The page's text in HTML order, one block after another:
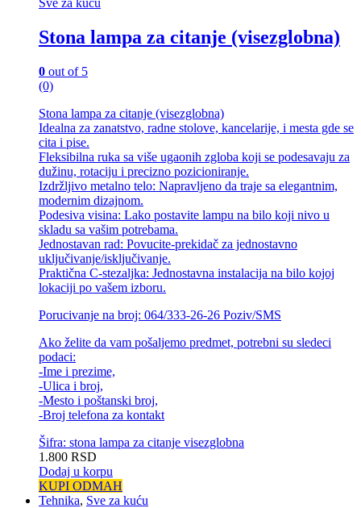
Sve za kuću
Stona lampa za citanje (visezglobna)
0 out of 5
(0)
Stona lampa za citanje (visezglobna)
Idealna za zanatstvo, radne stolove, kancelarije, i mesta gde se
cita i pise.
Fleksibilna ruka sa više ugaonih zgloba koji se podesavaju za
dužinu, rotaciju i precizno pozicioniranje.
Izdržljivo metalno telo: Napravljeno da traje sa elegantnim,
modernim dizajnom.
Podesiva visina: Lako postavite lampu na bilo koji nivo u
skladu sa vašim potrebama.
Jednostavan rad: Povucite-prekidač za jednostavno
uključivanje/isključivanje.
Praktična C-stezaljka: Jednostavna instalacija na bilo kojoj
lokaciji po vašem izboru.
Porucivanje na broj: 064/333-26-26 Poziv/SMS
Ako želite da vam pošaljemo predmet, potrebni su sledeci
podaci:
-Ime i prezime,
-Ulica i broj,
-Mesto i poštanski broj,
-Broj telefona za kontakt
Šifra: stona lampa za citanje visezglobna
1.800 RSD
Dodaj u korpu
KUPI ODMAH
Tehnika, Sve za kuću